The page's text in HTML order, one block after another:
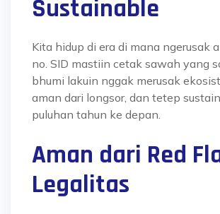
Sustainable
Kita hidup di era di mana ngerusak
no. SID mastiin cetak sawah yang
bhumi lakuin nggak merusak
aman dari longsor, dan tetep
puluhan tahun ke depan.
Aman dari Red
Legalitas